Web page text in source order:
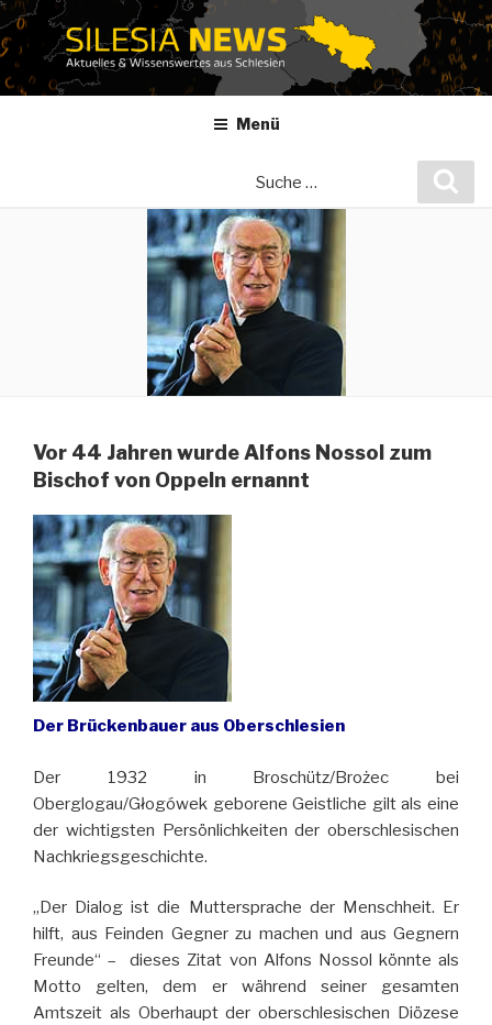
Zum
Inhalt
springen
Menü
Vor 44 Jahren wurde Alfons Nossol zum
Bischof von Oppeln ernannt
Der Brückenbauer aus Oberschlesien
Der 1932 in Broschütz/Brożec bei
Oberglogau/Głogówek geborene Geistliche gilt als eine
der wichtigsten Persönlichkeiten der oberschlesischen
Nachkriegsgeschichte.
„Der Dialog ist die Muttersprache der Menschheit. Er
hilft, aus Feinden Gegner zu machen und aus Gegnern
Freunde“ – dieses Zitat von Alfons Nossol könnte als
Motto gelten, dem er während seiner gesamten
Amtszeit als Oberhaupt der oberschlesischen Diözese